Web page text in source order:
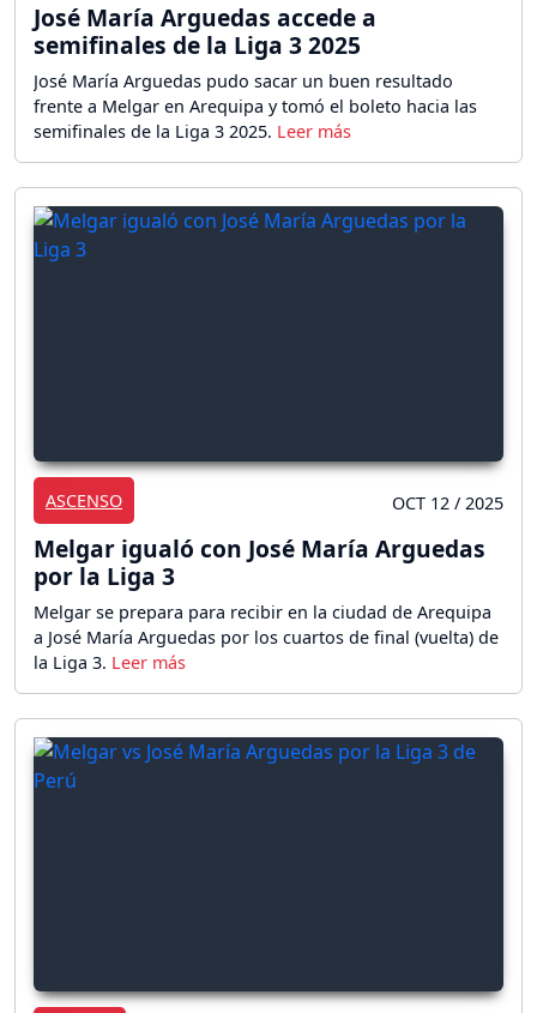
José María Arguedas accede a
semifinales de la Liga 3 2025
José María Arguedas pudo sacar un buen resultado
frente a Melgar en Arequipa y tomó el boleto hacia las
semifinales de la Liga 3 2025.
ASCENSO OCT 12 / 2025
Melgar igualó con José María Arguedas
por la Liga 3
Melgar se prepara para recibir en la ciudad de Arequipa
a José María Arguedas por los cuartos de final (vuelta) de
la Liga 3.